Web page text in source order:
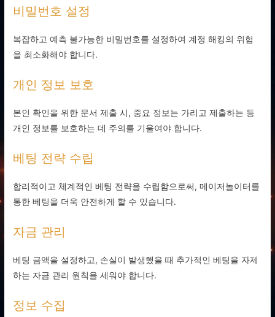
비밀번호 설정
복잡하고 예측 불가능한 비밀번호를 설정하여 계정 해킹의 위험
을 최소화해야 합니다.
개인 정보 보호
본인 확인을 위한 문서 제출 시, 중요 정보는 가리고 제출하는 등
개인 정보를 보호하는 데 주의를 기울여야 합니다.
베팅 전략 수립
합리적이고 체계적인 베팅 전략을 수립함으로써, 메이저놀이터를
통한 베팅을 더욱 안전하게 할 수 있습니다.
자금 관리
베팅 금액을 설정하고, 손실이 발생했을 때 추가적인 베팅을 자제
하는 자금 관리 원칙을 세워야 합니다.
정보 수집